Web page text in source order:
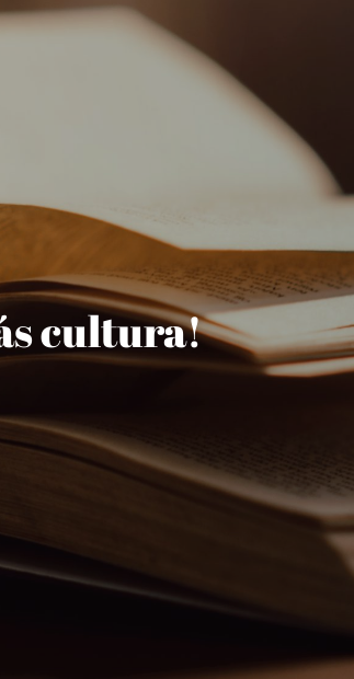
cultura!